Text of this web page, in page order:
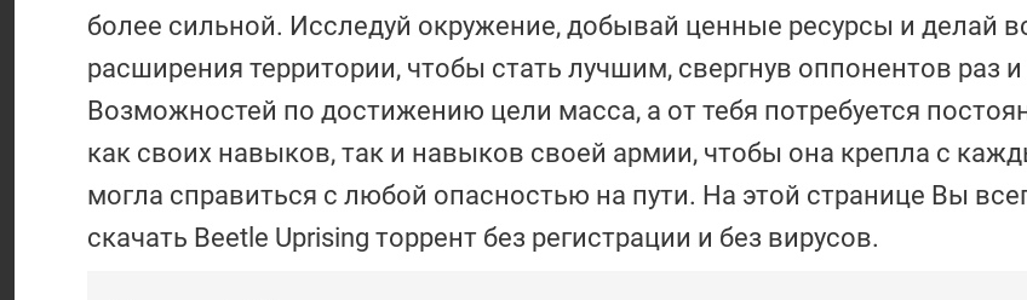
более сильной. Исследуй окружение, добывай ценные ресурсы и делай
расширения территории, чтобы стать лучшим, свергнув оппонентов раз и
Возможностей по достижению цели масса, а от тебя потребуется
как своих навыков, так и навыков своей армии, чтобы она крепла с
могла справиться с любой опасностью на пути. На этой странице Вы
скачать Beetle Uprising торрент без регистрации и без вирусов.